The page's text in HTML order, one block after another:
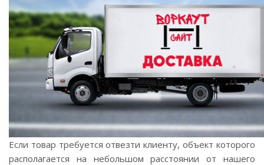
Если товар требуется отвезти клиенту, объект которого
располагается на небольшом расстоянии от нашего